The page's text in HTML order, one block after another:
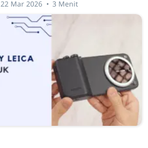
22 Mar 2026 3 Menit